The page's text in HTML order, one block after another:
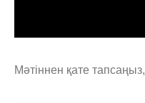
Мәтіннен қате тапсаңыз,